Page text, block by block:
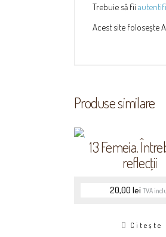
Trebuie să fii
Acest site folosește
Produse similare
13 Femeia.
reflecţii
20,00 lei TVA
Citește